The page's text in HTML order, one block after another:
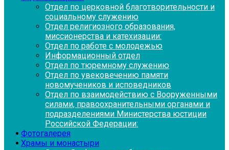
Отдел по церковной благотворительности и
социальному служению
Отдел религиозного образования,
миссионерства и катехизации:
Отдел по работе с молодежью
Информационный отдел
Отдел по тюремному служению
Отдел по увековечению памяти
новомучеников и исповедников
Отдел по взаимодействию с Вооруженными
силами, правоохранительными органами и
подразделениями Министерства юстиции
Российской Федерации:
Фотогалерея
Храмы и монастыри